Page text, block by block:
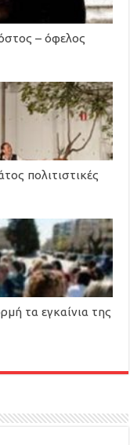
– όφελος
πολιτιστικές
τα εγκαίνια της